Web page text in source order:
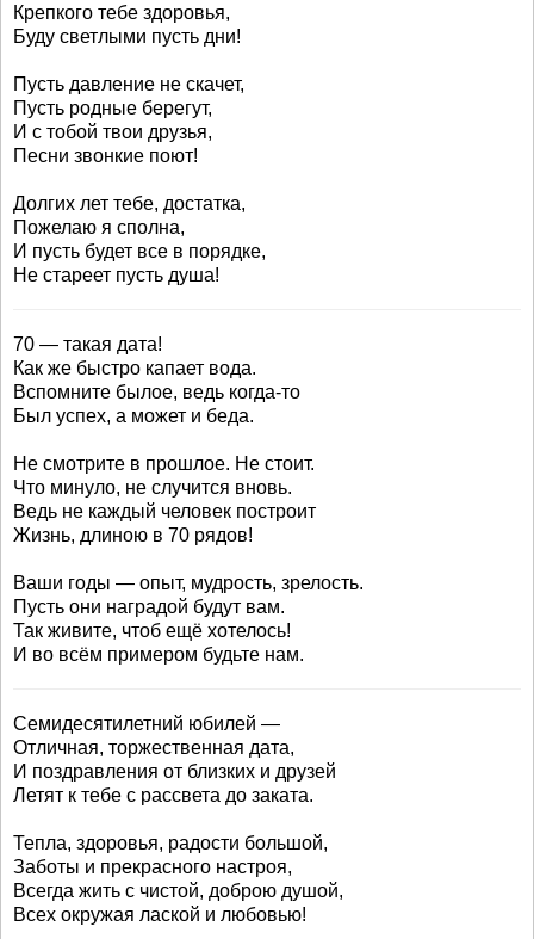
Крепкого тебе здоровья,
Буду светлыми пусть дни!
Пусть давление не скачет,
Пусть родные берегут,
И с тобой твои друзья,
Песни звонкие поют!
Долгих лет тебе, достатка,
Пожелаю я сполна,
И пусть будет все в порядке,
Не стареет пусть душа!
70 — такая дата!
Как же быстро капает вода.
Вспомните былое, ведь когда-то
Был успех, а может и беда.
Не смотрите в прошлое. Не стоит.
Что минуло, не случится вновь.
Ведь не каждый человек построит
Жизнь, длиною в 70 рядов!
Ваши годы — опыт, мудрость, зрелость.
Пусть они наградой будут вам.
Так живите, чтоб ещё хотелось!
И во всём примером будьте нам.
Семидесятилетний юбилей —
Отличная, торжественная дата,
И поздравления от близких и друзей
Летят к тебе с рассвета до заката.
Тепла, здоровья, радости большой,
Заботы и прекрасного настроя,
Всегда жить с чистой, доброю душой,
Всех окружая лаской и любовью!